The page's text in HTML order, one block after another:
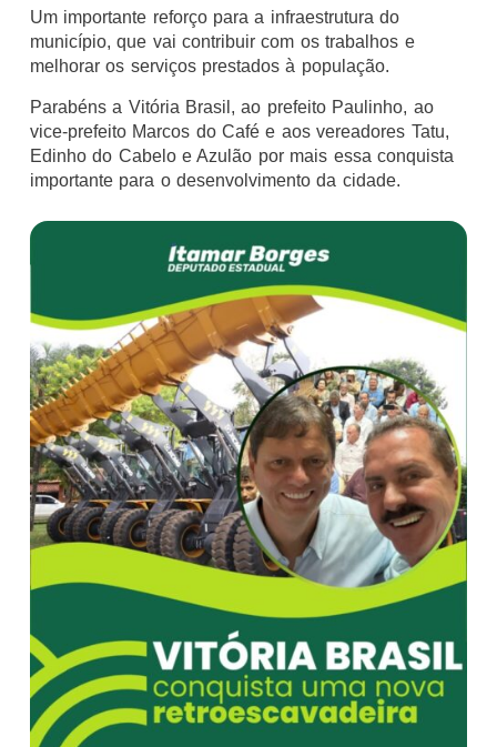
Um importante reforço para a infraestrutura do
município, que vai contribuir com os trabalhos e
melhorar os serviços prestados à população.
Parabéns a Vitória Brasil, ao prefeito Paulinho, ao
vice-prefeito Marcos do Café e aos vereadores Tatu,
Edinho do Cabelo e Azulão por mais essa conquista
importante para o desenvolvimento da cidade.